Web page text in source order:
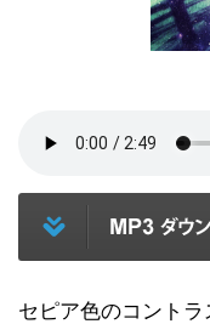
セピア色のコント